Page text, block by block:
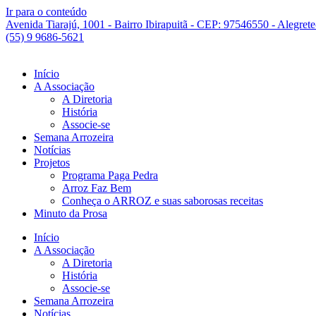
Ir para o conteúdo
Avenida Tiarajú, 1001 - Bairro Ibirapuitã - CEP: 97546550 -
(55) 9 9686-5621
Início
A Associação
A Diretoria
História
Associe-se
Semana Arrozeira
Notícias
Projetos
Programa Paga Pedra
Arroz Faz Bem
Conheça o ARROZ e suas saborosas receitas
Minuto da Prosa
Início
A Associação
A Diretoria
História
Associe-se
Semana Arrozeira
Notícias